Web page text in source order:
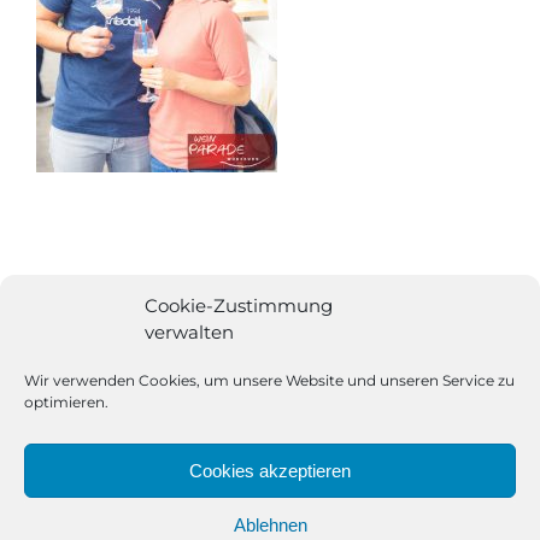
Cookie-Zustimmung
verwalten
Wir verwenden Cookies, um unsere Website und unseren Service zu
optimieren.
Cookies akzeptieren
Ablehnen